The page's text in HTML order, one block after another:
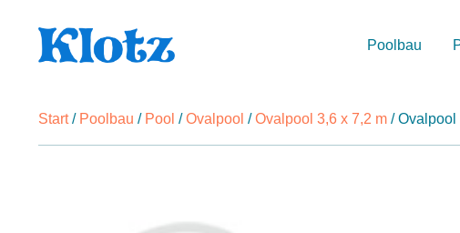
Poolbau
Start/ Poolbau / Pool /Ovalpool /Ovalpool 3,6 x 7,2 m / Ovalpool